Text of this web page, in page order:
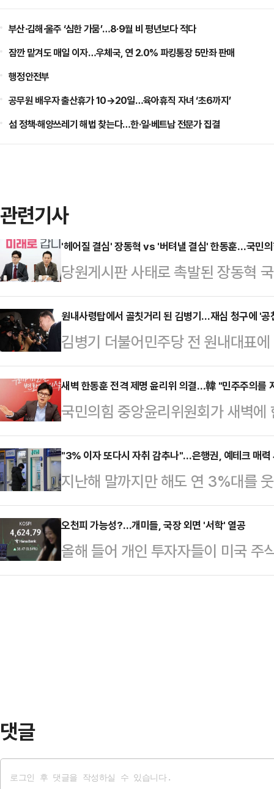
부산·김해·울주 ‘심한 가뭄’…8·9월 비 평년보다 적다
잠깐 맡겨도 매일 이자…우체국, 연 2.0% 파킹통장 5만좌 판매
행정안전부
공무원 배우자 출산휴가 10→20일…육아휴직 자녀 ‘초6까지’
섬 정책·해양쓰레기 해법 찾는다…한·일·베트남 전문가 집결
관련기사
'헤어질 결심' 장동혁 vs '버텨낼 결심' 한동훈…국민
당원게시판 사태로 촉발된 장동혁
극을 향해 치닫고 있다. 장 대표는
작으로 규정하고 진상규명이 필요
출 의사를 밝혔다. 이에 한 전 대표
어 장 대표가 조작 감사의 배후에
있다. 당 안팎에선 국민의힘 내 두
도움이 될 것이 없다면서 뺄셈정치
내고 있다.장동혁 대표…
원내사령탑에서 골칫거리 된 김병기…재심 청구에 '
김병기 더불어민주당 전 원내대표
리심판원의 제명 처분을 수용할 줄
기 때문이다. 결백을 입증할 시간을
앞둔 당 입장에선 부담스러운 요구
당의 한 축이었던 김 전 원내대표에
전 원내대표는 13일 페이스북을 통
제명 결정에 서운함을 드러냈다. 윤
러 의혹이…
새벽 한동훈 전격 제명 윤리위 의결…韓 "민주주의를
국민의힘 중앙윤리위원회가 새벽
를 하겠다고 결정하고 기습 발표했
지키겠다"는 입장을 밝혔다.국민의
판 사태'와 관련해, 한 전 대표를 제
위는 새벽에 배포한 결정문에서 한
글을 작성한 것으로 판단된다며 "
글 활동은 그 내용과 활동 경향성으
다"고 주장했다.'당…
"3% 이자 또다시 자취 감추나"…은행권, 예테크 매력
지난해 말까지만 해도 연 3%대를
해 들어 멈칫하는 모습이다.주요 시
크'의 매력이 낮아지자, 유동성 자
현상도 가속화되는 모습이다.14일
최근 정기예금 금리를 소폭 하향 조
오천피 가능성?…개미들, 국장 외면 '서학' 열공
올해 들어 개인 투자자들이 미국 주
고 있다.지난 연말 세금 회피 목적
댓글